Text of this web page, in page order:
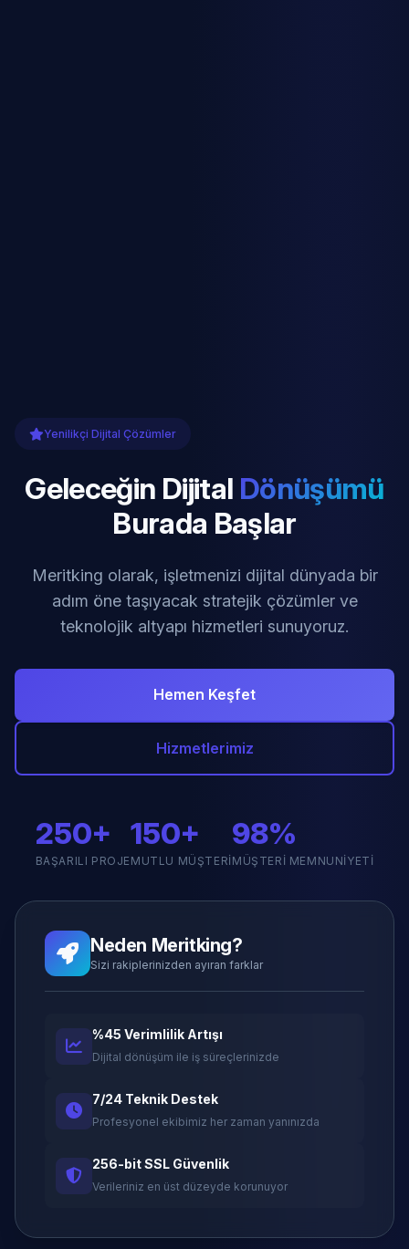
Yenilikçi Dijital Çözümler
Geleceğin Dijital Dönüşümü
Burada Başlar
Meritking olarak, işletmenizi dijital dünyada bir
adım öne taşıyacak stratejik çözümler ve
teknolojik altyapı hizmetleri sunuyoruz.
Hemen Keşfet
Hizmetlerimiz
250+
BAŞARILI PROJE
150+
MUTLU MÜŞTERI
98%
MÜŞTERI MEMNUNIYETI
Neden Meritking?
Sizi rakiplerinizden ayıran farklar
%45 Verimlilik Artışı
Dijital dönüşüm ile iş süreçlerinizde
7/24 Teknik Destek
Profesyonel ekibimiz her zaman yanınızda
256-bit SSL Güvenlik
Verileriniz en üst düzeyde korunuyor